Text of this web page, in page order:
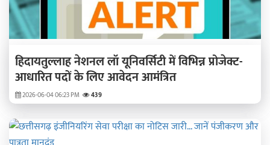
हिदायतुल्लाह नेशनल लॉ यूनिवर्सिटी में विभिन्न प्रोजेक्ट-
आधारित पदों के लिए आवेदन आमंत्रित
2026-06-04 06:23 PM 439